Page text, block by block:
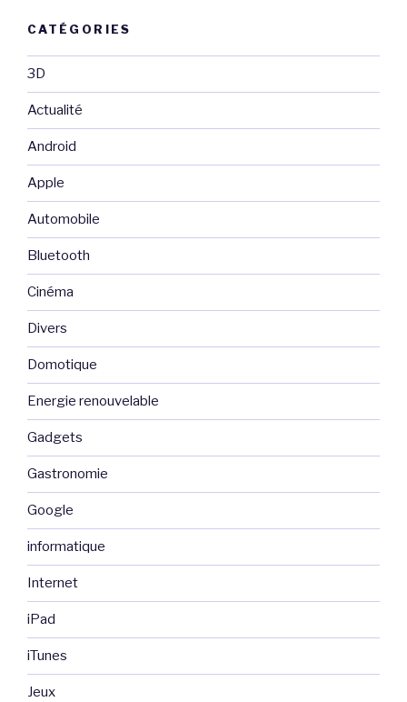
CATÉGORIES
3D
Actualité
Android
Apple
Automobile
Bluetooth
Cinéma
Divers
Domotique
Energie renouvelable
Gadgets
Gastronomie
Google
informatique
Internet
iPad
iTunes
Jeux